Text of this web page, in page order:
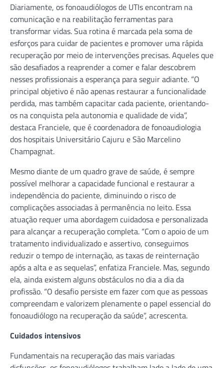
Diariamente, os fonoaudiólogos de UTIs encontram na
comunicação e na reabilitação ferramentas para
transformar vidas. Sua rotina é marcada pela soma de
esforços para cuidar de pacientes e promover uma rápida
recuperação por meio de intervenções precisas. Aqueles que
são desafiados a reaprender a comer e falar descobrem
nesses profissionais a esperança para seguir adiante. “O
principal objetivo é não apenas restaurar a funcionalidade
perdida, mas também capacitar cada paciente, orientando-
os na conquista pela autonomia e qualidade de vida”,
destaca Franciele, que é coordenadora de fonoaudiologia
dos hospitais Universitário Cajuru e São Marcelino
Champagnat.
Mesmo diante de um quadro grave de saúde, é sempre
possível melhorar a capacidade funcional e restaurar a
independência do paciente, diminuindo o risco de
complicações associadas à permanência no leito. Essa
atuação requer uma abordagem cuidadosa e personalizada
para alcançar a recuperação completa. “Com o apoio de um
tratamento individualizado e assertivo, conseguimos
reduzir o tempo de internação, as taxas de reinternação
após a alta e as sequelas”, enfatiza Franciele. Mas, segundo
ela, ainda existem alguns obstáculos no dia a dia da
profissão. “O desafio persiste em fazer com que as pessoas
compreendam e valorizem plenamente o papel essencial do
fonoaudiólogo na recuperação da saúde”, acrescenta.
Cuidados intensivos
Fundamentais na recuperação das mais variadas